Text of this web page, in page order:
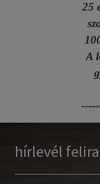
25
A
hírlevél